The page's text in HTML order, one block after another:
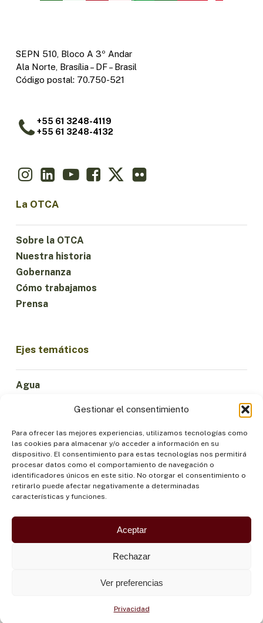
Gestionar el consentimiento
Para ofrecer las mejores experiencias, utilizamos tecnologías como
las cookies para almacenar y/o acceder a información en su
dispositivo. El consentimiento para estas tecnologías nos permitirá
procesar datos como el comportamiento de navegación o
identificadores únicos en este sitio. No otorgar el consentimiento o
retirarlo puede afectar negativamente a determinadas
características y funciones.
Aceptar
Rechazar
Ver preferencias
Privacidad
SEPN 510, Bloco A 3º Andar
Ala Norte, Brasília – DF – Brasil
Código postal: 70.750-521
+55 61 3248-4119
+55 61 3248-4132
La OTCA
Sobre la OTCA
Nuestra historia
Gobernanza
Cómo trabajamos
Prensa
Ejes temáticos
Agua
Economía Sostenible
Bosques y Biodiversidad
Institucionalidad
Participación
Pueblos Indígenas
POLÍTICA DE PRIVACIDAD